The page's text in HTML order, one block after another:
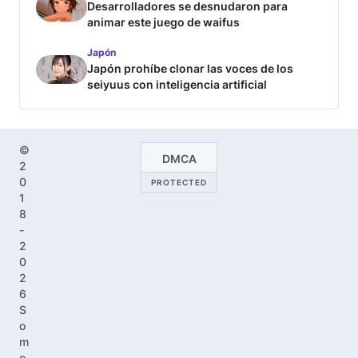
Desarrolladores se desnudaron para
animar este juego de waifus
Japón
Japón prohíbe clonar las voces de los
seiyuus con inteligencia artificial
©
2
0
1
8
-
2
0
2
6
S
o
m
DMCA
PROTECTED